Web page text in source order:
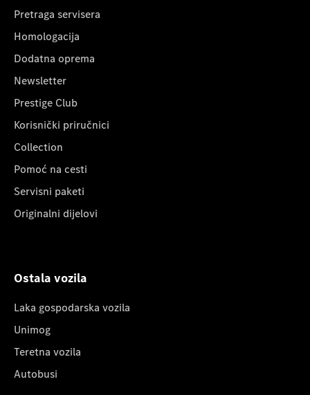
Pretraga servisera
Homologacija
Dodatna oprema
Newsletter
Prestige Club
Korisnički priručnici
Collection
Pomoć na cesti
Servisni paketi
Originalni dijelovi
Ostala vozila
Laka gospodarska vozila
Unimog
Teretna vozila
Autobusi